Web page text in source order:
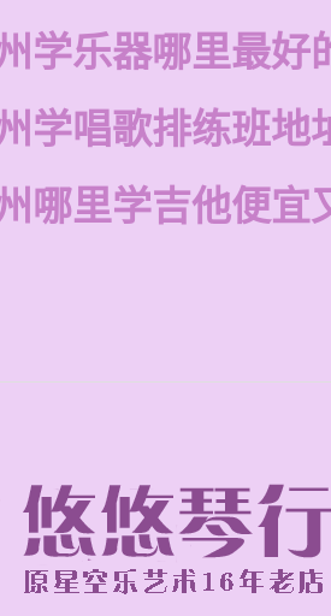
学乐器哪里最好
学唱歌排练班地
哪里学吉他便宜